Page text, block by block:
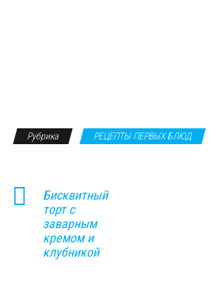
Рубрика РЕЦЕПТЫ ПЕРВЫХ БЛЮД
Бисквитный
торт с
заварным
кремом и
клубникой